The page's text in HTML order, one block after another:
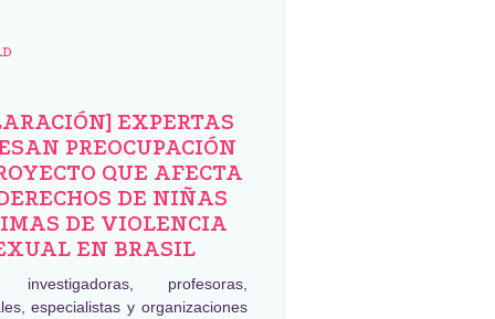
EXPERTAS
PREOCUPACIÓN
QUE AFECTA
DE NIÑAS
DE VIOLENCIA
EN BRASIL
investigadoras, profesoras,
especialistas y organizaciones